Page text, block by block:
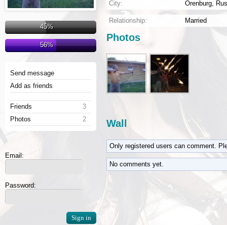
45%
56%
Send message
Add as friends
3
Friends
2
Photos
Email:
Password:
City: Orenburg,
Relationship: Married
Photos
Wall
Only registered users can comment.
No comments yet.